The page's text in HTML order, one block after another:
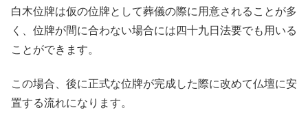
白木位牌は仮の位牌として葬儀の際に用意されることが多
く、位牌が間に合わない場合には四十九日法要でも用いる
ことができます。
この場合、後に正式な位牌が完成した際に改めて仏壇に安
置する流れになります。